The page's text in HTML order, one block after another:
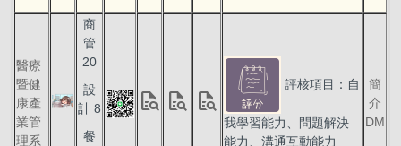
醫療
暨健
康產
業管
理系
商
管
20
設
計 8
餐
quick_reference_all quick_reference_all quick_reference_all
評核項目：自
我學習能力、問題解決
能力、溝通互動能力
簡
介
DM